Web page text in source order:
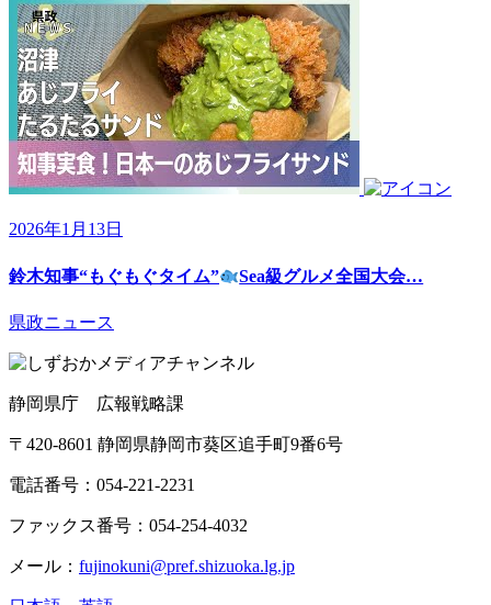
2026年1月13日
鈴木知事“もぐもぐタイム” Sea級グルメ全国大会…
県政ニュース
静岡県庁 広報戦略課
〒420-8601 静岡県静岡市葵区追手町9番6号
電話番号：054-221-2231
ファックス番号：054-254-4032
メール： fujinokuni@pref.shizuoka.lg.jp